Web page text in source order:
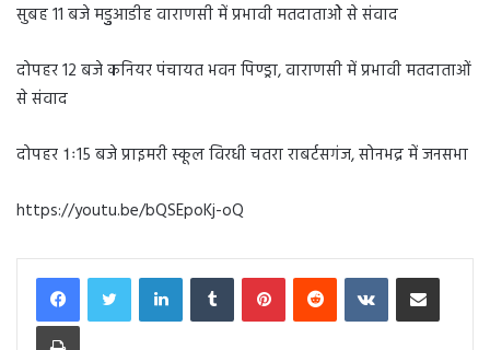
सुबह 11 बजे मडुुआडीह वाराणसी में प्रभावी मतदाताओे से संवाद
दोपहर 12 बजे कनियर पंचायत भवन पिण्ड्रा, वाराणसी में प्रभावी मतदाताओं
से संवाद
दोपहर 1ः15 बजे प्राइमरी स्कूल विरधी चतरा राबर्टसगंज, सोनभद्र में जनसभा
https://youtu.be/bQSEpoKj-oQ
LinkedInTumblr PinterestReddit VKontakteShare via Email
Print